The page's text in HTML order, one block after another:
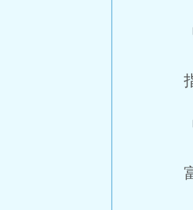
「
指
「
富